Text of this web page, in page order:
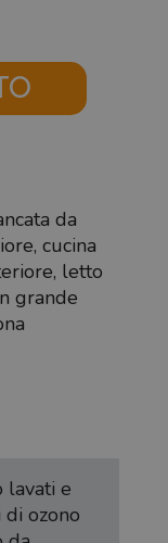
da
cucina
letto
grande
lavati e
ozono